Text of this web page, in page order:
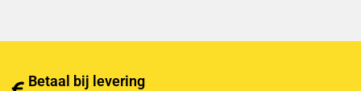
Betaal bij levering